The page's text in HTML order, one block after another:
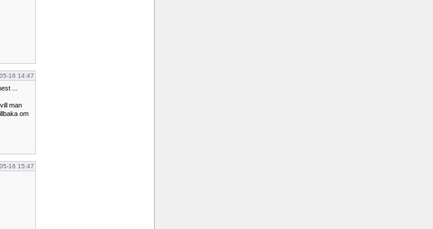
16 14:47
...
man
om
16 15:47